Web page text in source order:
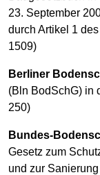
23. September
durch Artikel 1
1509)
Berliner
(Bln BodSchG) in
250)
Bundes-
Gesetz zum
und zur